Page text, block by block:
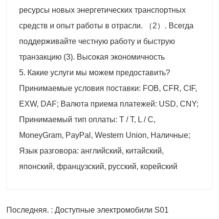
ресурсы новых энергетических транспортных
средств и опыт работы в отрасли. （2）. Всегда
поддерживайте честную работу и быструю
транзакцию (3). Высокая экономичность
5. Какие услуги мы можем предоставить?
Принимаемые условия поставки: FOB, CFR, CIF,
EXW, DAF; Валюта приема платежей: USD, CNY;
Принимаемый тип оплаты: T / T, L / C,
MoneyGram, PayPal, Western Union, Наличные;
Язык разговора: английский, китайский,
японский, французский, русский, корейский
Последняя. : Доступные электромобили S01